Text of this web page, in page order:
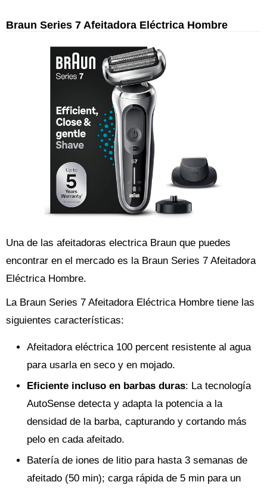
Braun Series 7 Afeitadora Eléctrica Hombre
Una de las afeitadoras electrica Braun que puedes
encontrar en el mercado es la Braun Series 7 Afeitadora
Eléctrica Hombre.
La Braun Series 7 Afeitadora Eléctrica Hombre tiene las
siguientes características:
Afeitadora eléctrica 100 percent resistente al agua
para usarla en seco y en mojado.
Eficiente incluso en barbas duras: La tecnología
AutoSense detecta y adapta la potencia a la
densidad de la barba, capturando y cortando más
pelo en cada afeitado.
Batería de iones de litio para hasta 3 semanas de
afeitado (50 min); carga rápida de 5 min para un